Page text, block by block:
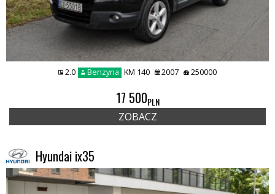
2.0 Benzyna KM 140 2007 250000
17 500PLN
ZOBACZ
Hyundai ix35